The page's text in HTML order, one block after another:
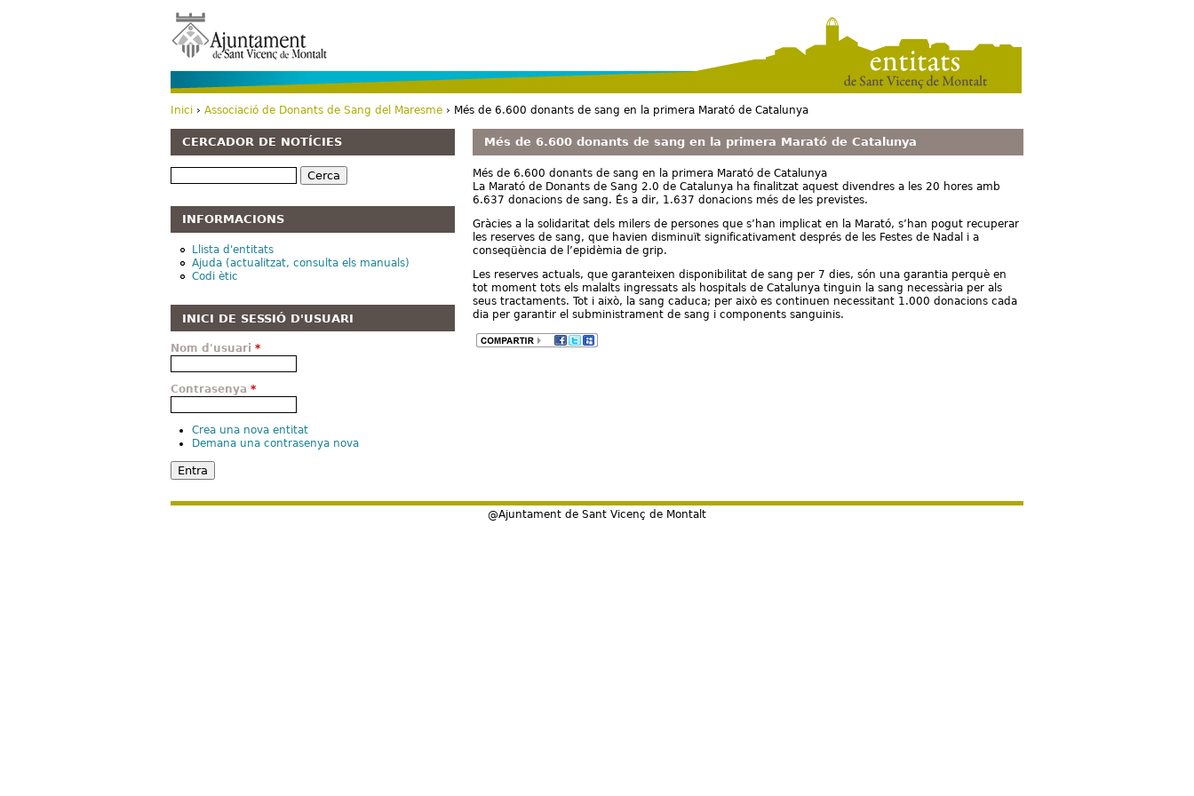
Més de 6.600 donants de sang en la primera Marató de Catalunya
Més de 6.600 donants de sang en la primera Marató de Catalunya
La Marató de Donants de Sang 2.0 de Catalunya ha finalitzat aquest divendres a les 20 hores amb
6.637 donacions de sang. És a dir, 1.637 donacions més de les previstes.
Gràcies a la solidaritat dels milers de persones que s’han implicat en la Marató, s’han pogut recuperar
les reserves de sang, que havien disminuït significativament després de les Festes de Nadal i a
conseqüència de l’epidèmia de grip.
Les reserves actuals, que garanteixen disponibilitat de sang per 7 dies, són una garantia perquè en
tot moment tots els malalts ingressats als hospitals de Catalunya tinguin la sang necessària per als
seus tractaments. Tot i això, la sang caduca; per això es continuen necessitant 1.000 donacions cada
dia per garantir el subministrament de sang i components sanguinis.
Esteu aquí
Inici › Associació de Donants de Sang del Maresme › Més de 6.600 donants de sang en la primera Marató de Catalunya
CERCADOR DE NOTÍCIES
Cerca
INFORMACIONS
Llista d'entitats
Ajuda (actualitzat, consulta els manuals)
Codi ètic
INICI DE SESSIÓ D'USUARI
Nom d'usuari *
Contrasenya *
Crea una nova entitat
Demana una contrasenya nova
@Ajuntament de Sant Vicenç de Montalt